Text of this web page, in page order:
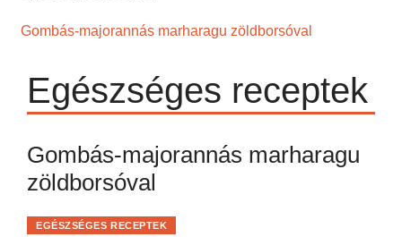
Gombás-majorannás marharagu zöldborsóval
Egészséges receptek
Gombás-majorannás marharagu
zöldborsóval
EGÉSZSÉGES RECEPTEK